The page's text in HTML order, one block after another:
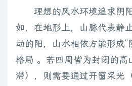
理想的风水环境追求阴
如，在地形上，山脉代表静
动的阳，山水相依方能形成“
格局 。若四周皆为封闭的高
滞），则需要通过开窗采光